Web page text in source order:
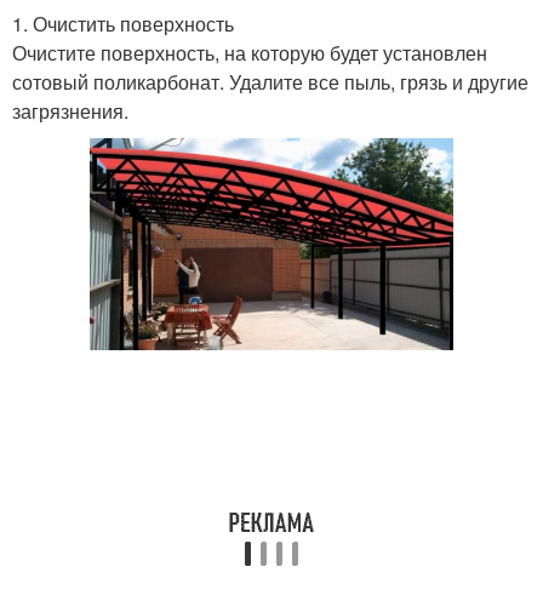
1. Очистить поверхность
Очистите поверхность, на которую будет установлен
сотовый поликарбонат. Удалите все пыль, грязь и другие
загрязнения.